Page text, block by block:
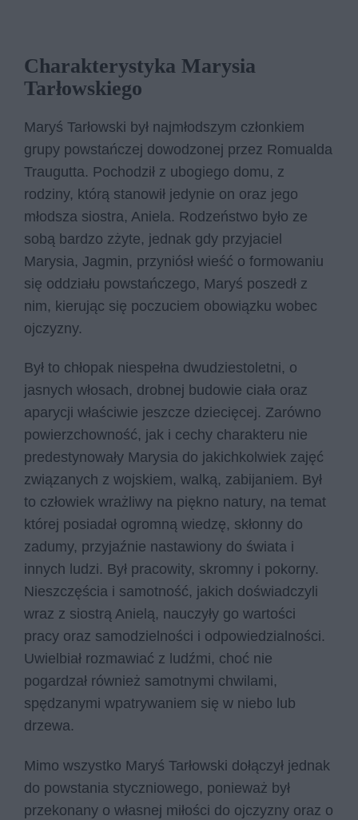
Charakterystyka Marysia
Tarłowskiego
Maryś Tarłowski był najmłodszym członkiem
grupy powstańczej dowodzonej przez Romualda
Traugutta. Pochodził z ubogiego domu, z
rodziny, którą stanowił jedynie on oraz jego
młodsza siostra, Aniela. Rodzeństwo było ze
sobą bardzo zżyte, jednak gdy przyjaciel
Marysia, Jagmin, przyniósł wieść o formowaniu
się oddziału powstańczego, Maryś poszedł z
nim, kierując się poczuciem obowiązku wobec
ojczyzny.
Był to chłopak niespełna dwudziestoletni, o
jasnych włosach, drobnej budowie ciała oraz
aparycji właściwie jeszcze dziecięcej. Zarówno
powierzchowność, jak i cechy charakteru nie
predestynowały Marysia do jakichkolwiek zajęć
związanych z wojskiem, walką, zabijaniem. Był
to człowiek wrażliwy na piękno natury, na temat
której posiadał ogromną wiedzę, skłonny do
zadumy, przyjaźnie nastawiony do świata i
innych ludzi. Był pracowity, skromny i pokorny.
Nieszczęścia i samotność, jakich doświadczyli
wraz z siostrą Anielą, nauczyły go wartości
pracy oraz samodzielności i odpowiedzialności.
Uwielbiał rozmawiać z ludźmi, choć nie
pogardzał również samotnymi chwilami,
spędzanymi wpatrywaniem się w niebo lub
drzewa.
Mimo wszystko Maryś Tarłowski dołączył jednak
do powstania styczniowego, ponieważ był
przekonany o własnej miłości do ojczyzny oraz o